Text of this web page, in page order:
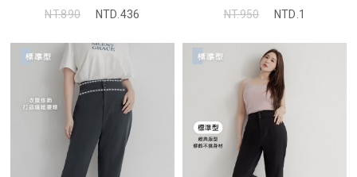
NT.890
NTD.436
NT.950
NTD.1